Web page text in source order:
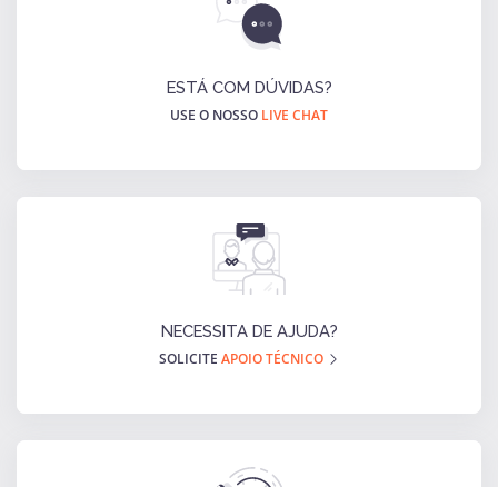
ESTÁ COM DÚVIDAS?
USE O NOSSO LIVE CHAT
NECESSITA DE AJUDA?
SOLICITE APOIO TÉCNICO